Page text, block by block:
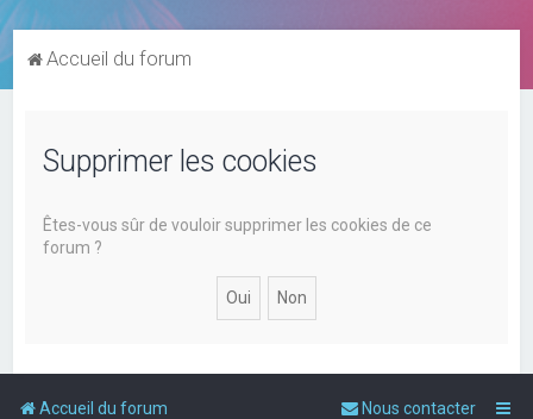
Accueil du forum
Supprimer les cookies
Êtes-vous sûr de vouloir supprimer les cookies de ce
forum ?
Accueil du forum Nous contacter